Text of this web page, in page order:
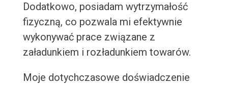
Dodatkowo, posiadam wytrzymałość
fizyczną, co pozwala mi efektywnie
wykonywać prace związane z
załadunkiem i rozładunkiem towarów.
Moje dotychczasowe doświadczenie